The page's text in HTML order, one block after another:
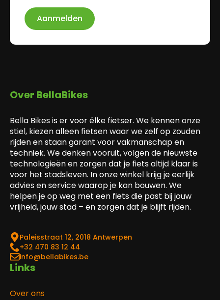
Aanmelden
Over BellaBikes
Bella Bikes is er voor élke fietser. We kennen onze
stiel, kiezen alleen fietsen waar we zelf op zouden
rijden en staan garant voor vakmanschap en
techniek. We denken vooruit, volgen de nieuwste
technologieën en zorgen dat je fiets altijd klaar is
voor het stadsleven. In onze winkel krijg je eerlijk
advies en service waarop je kan bouwen. We
helpen je op weg met een fiets die past bij jouw
vrijheid, jouw stad – en zorgen dat je blijft rijden.
Paleisstraat 12, 2018 Antwerpen
‎+32 470 83 12 44
info@bellabikes.be
Links
Over ons